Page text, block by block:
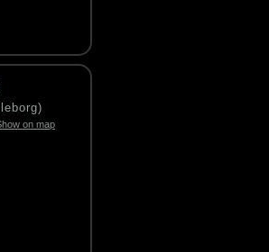
on map